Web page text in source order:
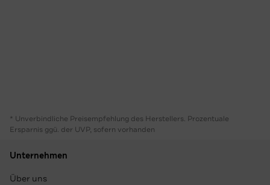
* Unverbindliche Preisempfehlung des Herstellers. Prozentuale
Ersparnis ggü. der UVP, sofern vorhanden
Unternehmen
Über uns